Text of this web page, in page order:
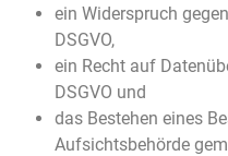
ein Widerspruch
DSGVO,
ein Recht auf
DSGVO und
das Bestehen eines
Aufsichtsbehörde